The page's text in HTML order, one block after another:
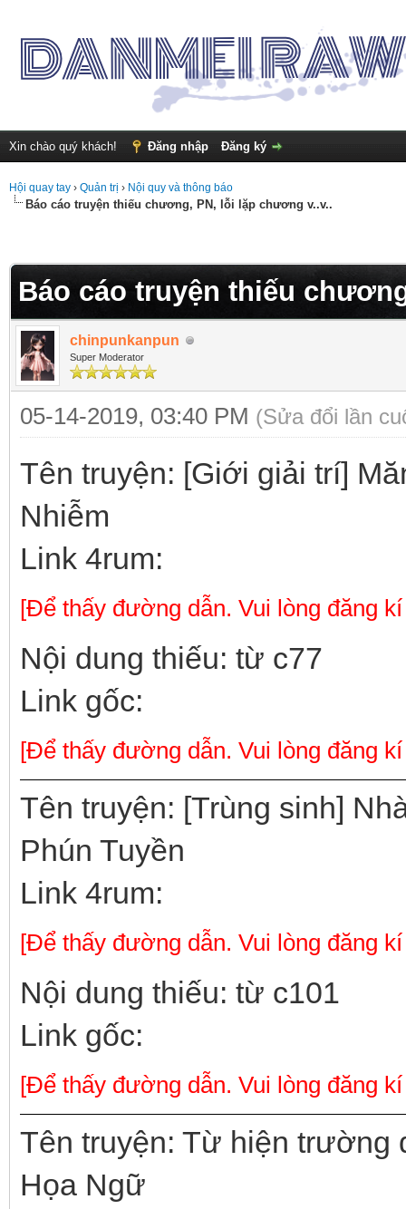
Xin chào quý khách! Đăng nhập Đăng ký
Hội quay tay › Quản trị › Nội quy và thông báo
Báo cáo truyện thiếu chương, PN, lỗi lặp chương v..v..
Báo cáo truyện thiếu
chinpunkanpun
Super Moderator
05-14-2019, 03:40 PM (Sửa đổi lần
Tên truyện: [Giới giải trí]
Nhiễm
Link 4rum:
[Để thấy đường dẫn. Vui lòng đăng
Nội dung thiếu: từ c77
Link gốc:
[Để thấy đường dẫn. Vui lòng đăng
Tên truyện: [Trùng sinh]
Phún Tuyền
Link 4rum:
[Để thấy đường dẫn. Vui lòng đăng
Nội dung thiếu: từ c101
Link gốc:
[Để thấy đường dẫn. Vui lòng đăng
Tên truyện: Từ hiện trường
Họa Ngữ